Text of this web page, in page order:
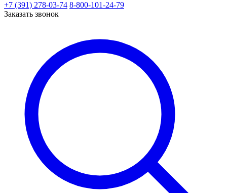
+7 (391) 278-03-74 8-800-101-24-79
Заказать звонок